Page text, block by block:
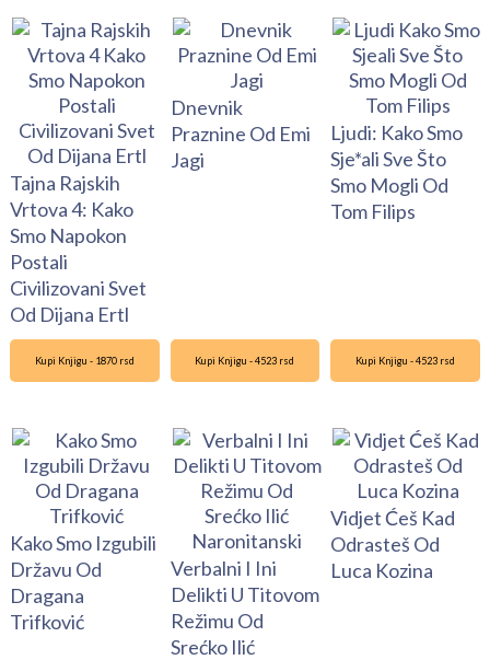
Tajna Rajskih
Vrtova 4: Kako
Smo Napokon
Postali
Civilizovani Svet
Od Dijana Ertl
Dnevnik
Praznine Od Emi
Jagi
Ljudi: Kako Smo
Sje*ali Sve Što
Smo Mogli Od
Tom Filips
Kupi Knjigu - 1870 rsd
Kako Smo Izgubili
Državu Od
Dragana
Trifković
Kupi Knjigu - 4523 rsd
Verbalni I Ini
Delikti U Titovom
Režimu Od
Srećko Ilić
Kupi Knjigu - 4523 rsd
Vidjet Ćeš Kad
Odrasteš Od
Luca Kozina